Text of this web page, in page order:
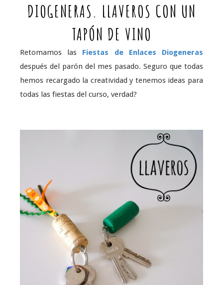
DIOGENERAS. LLAVEROS CON UN
TAPÓN DE VINO
Retomamos las Fiestas de Enlaces Diogeneras
después del parón del mes pasado. Seguro que todas
hemos recargado la creatividad y tenemos ideas para
todas las fiestas del curso, verdad?